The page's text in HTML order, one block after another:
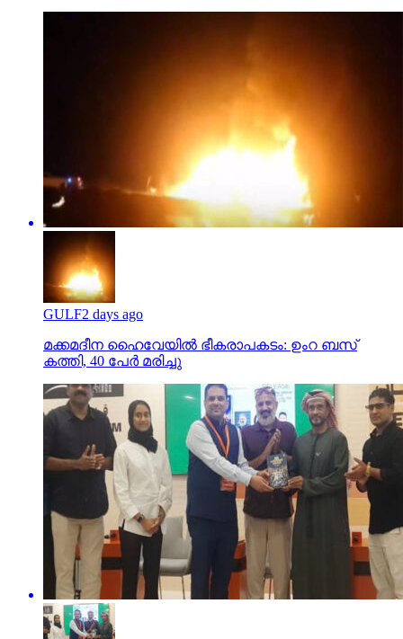
GULF2 days ago
മക്കമദീന ഹൈവേയില്‍ ഭീകരാപകടം: ഉംറ ബസ്
കത്തി, 40 പേര്‍ മരിച്ചു